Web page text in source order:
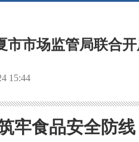
市市场监管局联合
15:44
牢食品安全防